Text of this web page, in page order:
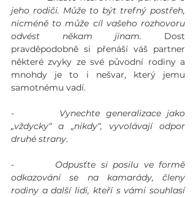
jeho rodiči. Může to být trefný postřeh,
nicméně to může cíl vašeho rozhovoru
odvést někam jinam. Dost
pravděpodobně si přenáší váš partner
některé zvyky ze své původní rodiny a
mnohdy je to i nešvar, který jemu
samotnému vadí.
- Vynechte generalizace jako
„vždycky“ a „nikdy“, vyvolávají odpor
druhé strany.
- Odpusťte si posilu ve formě
odkazování se na kamarády, členy
rodiny a další lidi, kteří s vámi souhlasí